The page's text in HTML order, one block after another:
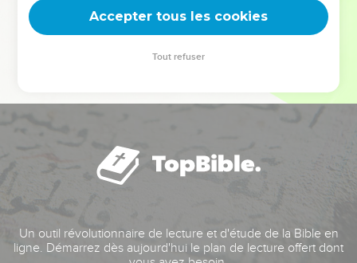
équipe, un groupe ou une famille, leur expérience est faite
Un outil révolutionnaire de lecture et d'étude de la Bible en
ligne. Démarrez dès aujourd'hui le plan de lecture offert dont
Accepter tous les cookies
Tout refuser